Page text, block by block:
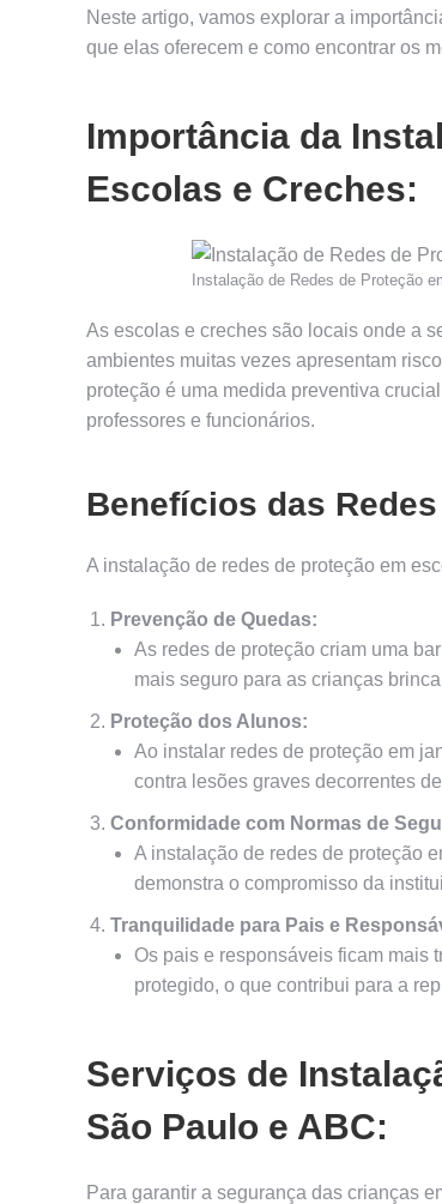
Neste artigo, vamos explorar a
que elas oferecem e como encontrar os
Importância da
Escolas e Creches:
Instalação de Redes de Proteção
As escolas e creches são locais onde a
ambientes muitas vezes apresentam
proteção é uma medida preventiva
professores e funcionários.
Benefícios das
A instalação de redes de proteção em
Prevenção de Quedas:
As redes de proteção criam uma
mais seguro para as crianças
Proteção dos Alunos:
Ao instalar redes de proteção em
contra lesões graves decorrentes
Conformidade com Normas de
A instalação de redes de proteção
demonstra o compromisso da
Tranquilidade para Pais e
Os pais e responsáveis ficam mais
protegido, o que contribui para a
Serviços de
São Paulo e ABC:
Para garantir a segurança das crianças